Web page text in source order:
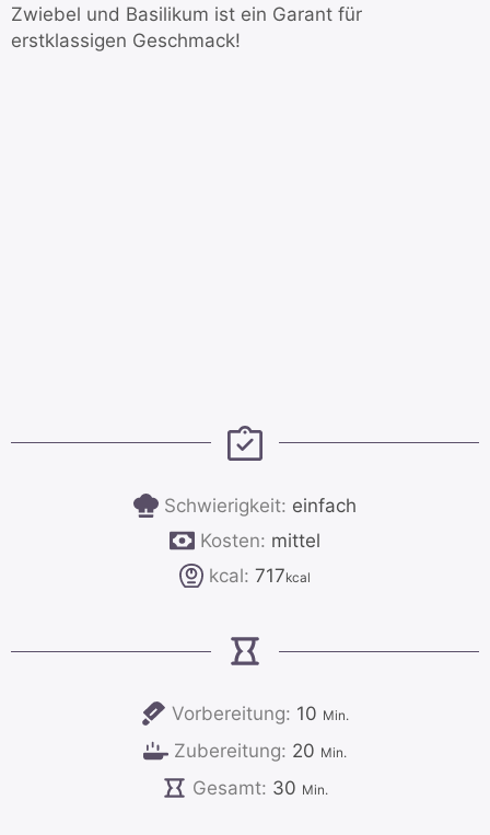
Zwiebel und Basilikum ist ein Garant für
erstklassigen Geschmack!
Schwierigkeit: einfach
Kosten: mittel
kcal:717kcal
Vorbereitung: 10Minuten
Min.
Zubereitung: 20Minuten
Min.
Gesamt: 30Minuten
Min.